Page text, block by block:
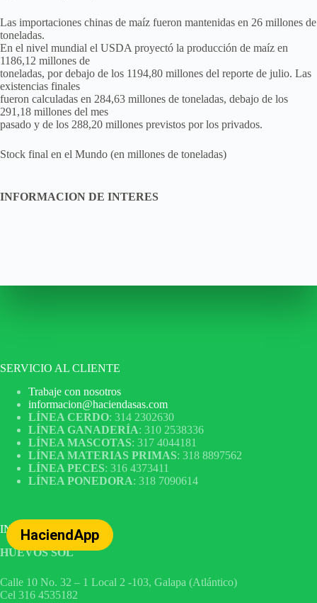
Las importaciones chinas de maíz fueron mantenidas en 26 millones de
toneladas.
En el nivel mundial el USDA proyectó la producción de maíz en
1186,12 millones de
toneladas, por debajo de los 1194,80 millones del reporte de julio. Las
existencias finales
fueron calculadas en 284,63 millones de toneladas, debajo de los
291,18 millones del mes
pasado y de los 288,20 millones previstos por los privados.
Stock final en el Mundo (en millones de toneladas)
INFORMACION DE INTERES
HaciendApp
SERVICIO AL CLIENTE
Trabaje con nosotros
informacion@haciendasas.com
LÍNEA CERDO: 314 2302630
LÍNEA GANADERÍA: 310 2538336
LÍNEA MASCOTAS: 317 4044181
LÍNEA MATERIAS PRIMAS: 318 8897562
LÍNEA PECES: 316 4373411
LÍNEA PONEDORA: 318 7090614
INFORMACIÓN
HUEVOS SOL
Calle 10 No. 32 – 1 Local 2 -103, Galapa (Atlántico)
Cel 316 4535182